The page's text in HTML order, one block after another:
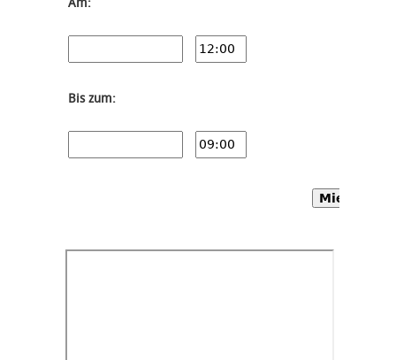
Bis zum: